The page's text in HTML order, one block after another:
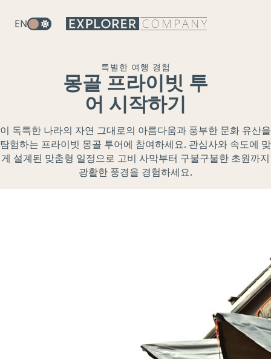
EN
음
소
거
제
몽골 프라이빗 투
어 시작하기
특별한 여행 경험
이 독특한 나라의 자연 그대로의 아름다움과 풍부한 문화 유산을
탐험하는 프라이빗 몽골 투어에 참여하세요. 관심사와 속도에 맞
게 설계된 맞춤형 일정으로 고비 사막부터 구불구불한 초원까지
광활한 풍경을 경험하세요.